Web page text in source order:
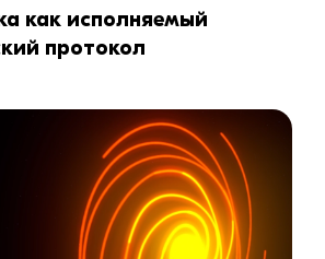
как исполняемый
протокол